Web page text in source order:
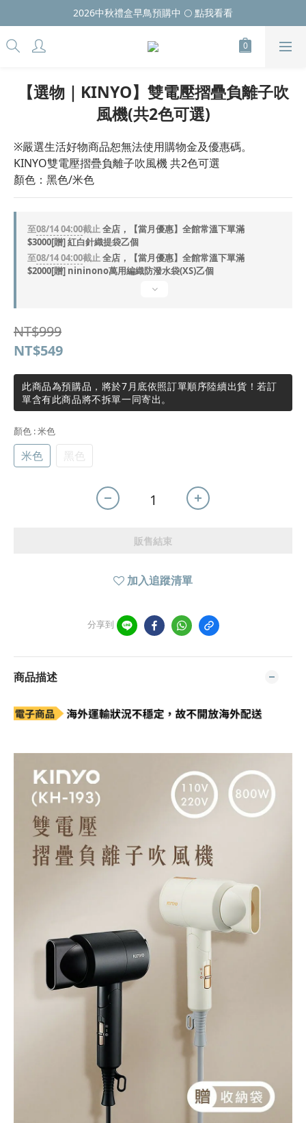
2026中秋禮盒早鳥預購中 🌕 點我看看
【選物｜KINYO】雙電壓摺疊負離子吹
風機(共2色可選)
※嚴選生活好物商品恕無法使用購物金及優惠碼。
KINYO雙電壓摺疊負離子吹風機 共2色可選
顏色：黑色/米色
至08/14 04:00截止全店，【當月優惠】全館常溫下單滿
$3000[贈] 紅白針織提袋乙個
至08/14 04:00截止全店，【當月優惠】全館常溫下單滿
$2000[贈] nininono萬用編織防潑水袋(XS)乙個
NT$999
NT$549
此商品為預購品，將於7月底依照訂單順序陸續出貨！若訂
單含有此商品將不拆單一同寄出。
顏色 : 米色
米色 黑色
販售結束
加入追蹤清單
分享到
商品描述